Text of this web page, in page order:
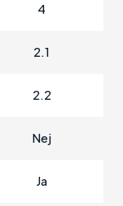
4
2.1
2.2
Nej
Ja